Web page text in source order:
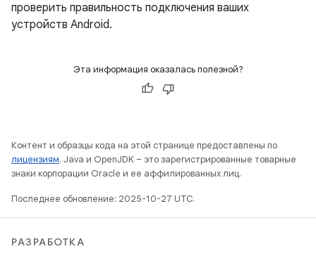
проверить правильность подключения ваших
устройств Android.
Эта информация оказалась полезной?
Контент и образцы кода на этой странице предоставлены по
лицензиям. Java и OpenJDK – это зарегистрированные товарные
знаки корпорации Oracle и ее аффилированных лиц.
Последнее обновление: 2025-10-27 UTC.
РАЗРАБОТКА